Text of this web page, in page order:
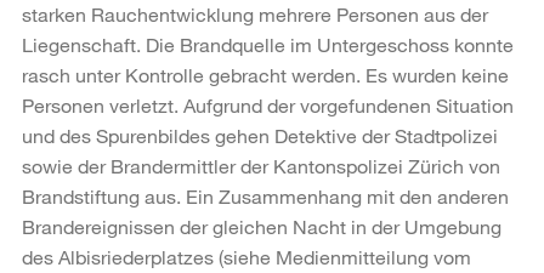
starken Rauchentwicklung mehrere Personen aus der
Liegenschaft. Die Brandquelle im Untergeschoss konnte
rasch unter Kontrolle gebracht werden. Es wurden keine
Personen verletzt. Aufgrund der vorgefundenen Situation
und des Spurenbildes gehen Detektive der Stadtpolizei
sowie der Brandermittler der Kantonspolizei Zürich von
Brandstiftung aus. Ein Zusammenhang mit den anderen
Brandereignissen der gleichen Nacht in der Umgebung
des Albisriederplatzes (siehe Medienmitteilung vom